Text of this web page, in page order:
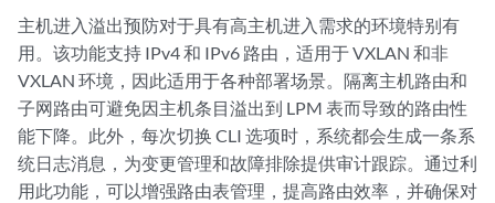
主机进入溢出预防对于具有高主机进入需求的环境特别有
用。该功能支持 IPv4 和 IPv6 路由，适用于 VXLAN 和非
VXLAN 环境，因此适用于各种部署场景。隔离主机路由和
子网路由可避免因主机条目溢出到 LPM 表而导致的路由性
能下降。此外，每次切换 CLI 选项时，系统都会生成一条系
统日志消息，为变更管理和故障排除提供审计跟踪。通过利
用此功能，可以增强路由表管理，提高路由效率，并确保对